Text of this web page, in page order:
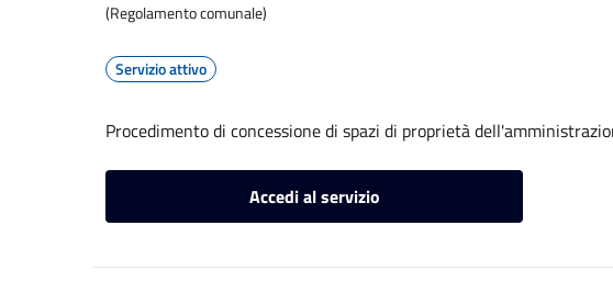
(Regolamento comunale)
Servizio attivo
Procedimento di concessione di spazi di proprietà
Accedi al servizio